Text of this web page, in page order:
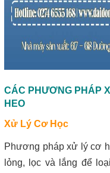
CÁC PHƯƠNG PHÁP
HEO
Xử Lý Cơ Học
Phương pháp xử lý cơ
lỏng, lọc và lắng để